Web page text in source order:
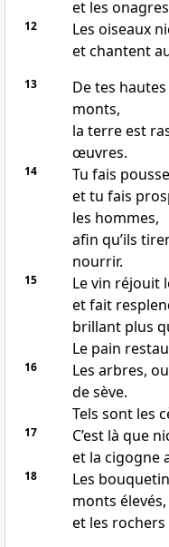
et les onagres
12
Les oiseaux
et chantent
13
De tes
monts,
la terre est
œuvres.
14
Tu fais
et tu fais
les hommes,
afin qu’ils
nourrir.
15
Le vin réjouit
et fait
brillant plus
Le pain
16
Les arbres,
de sève.
Tels sont les
17
C’est là que
et la cigogne
18
Les
monts élevés,
et les